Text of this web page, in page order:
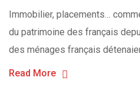
Immobilier, placements…
du patrimoine des français
des ménages français
Read More